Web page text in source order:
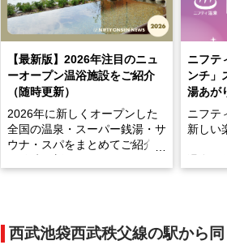
【最新版】2026年注目のニュ
ーオープン温浴施設をご紹介
（随時更新）
2026年に新しくオープンした
全国の温泉・スーパー銭湯・サ
ウナ・スパをまとめてご紹介！
まったスポットが続々登場して
います。
ニフテ
ンチ」
湯あが
ニフテ
新しい
手相や
西武池袋西武秩父線の駅から